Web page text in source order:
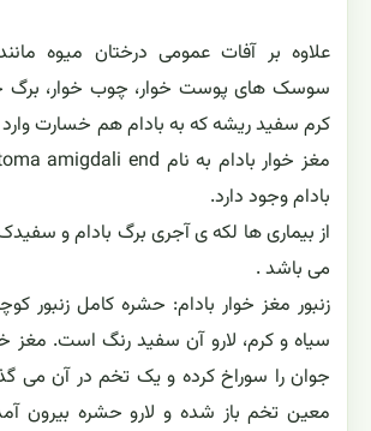
علاوه بر آفات عمومی درختان میوه
سوسک های پوست خوار، چوب خوار، برگ
کرم سفید ریشه که به بادام هم خسارت
بادام وجود دارد.
از بیماری ها لکه ی آجری برگ بادام و
می باشد .
زنبور مغز خوار بادام: حشره کامل زنبور
سیاه و کرم، لارو آن سفید رنگ است. مغز
جوان را سوراخ کرده و یک تخم در آن می
معین تخم باز شده و لارو حشره بیرون